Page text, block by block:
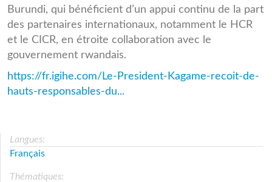
Burundi, qui bénéficient d’un appui continu de la part
des partenaires internationaux, notamment le HCR
et le CICR, en étroite collaboration avec le
gouvernement rwandais.
https://fr.igihe.com/Le-President-Kagame-recoit-de-
hauts-responsables-du...
Langues:
Français
Thématiques: